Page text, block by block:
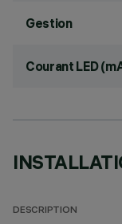
Gestion
Courant LED
DESCRIPTION